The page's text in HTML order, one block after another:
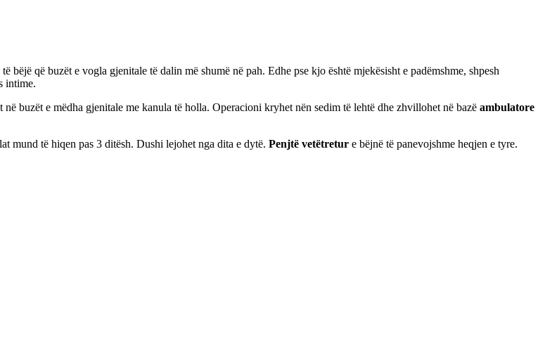
bëjë që buzët e vogla gjenitale të dalin më shumë në pah. Edhe pse kjo është mjekësisht e padëmshme, shpesh
intime.
buzët e mëdha gjenitale me kanula të holla. Operacioni kryhet nën sedim të lehtë dhe zhvillohet në bazë ambulatore
mund të hiqen pas 3 ditësh. Dushi lejohet nga dita e dytë. Penjtë vetëtretur e bëjnë të panevojshme heqjen e tyre.